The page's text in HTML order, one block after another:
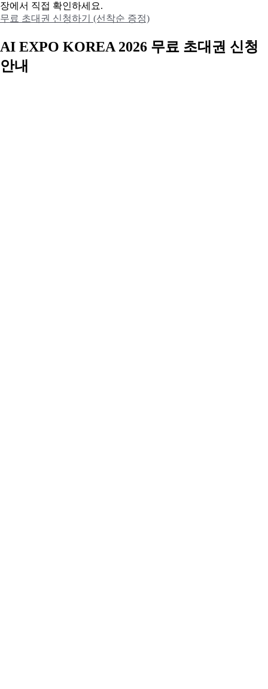
장에서 직접 확인하세요.
무료 초대권 신청하기 (선착순 증정)
AI EXPO KOREA 2026 무료 초대권 신청
안내